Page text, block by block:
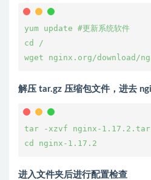
yum update #更新系统软件
cd /
wget nginx.org/download/
解压 tar.gz 压缩包文件，进去
tar -xzvf nginx-
cd nginx-1.17.2
进入文件夹后进行配置检查